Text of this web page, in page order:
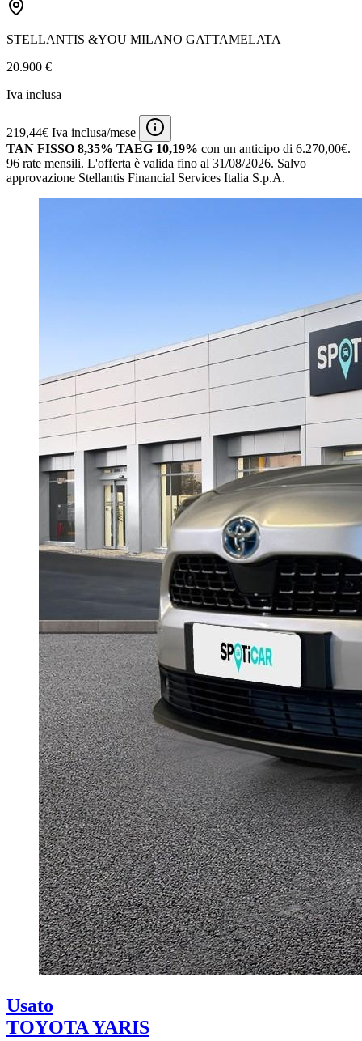
STELLANTIS &YOU MILANO GATTAMELATA
20.900 €
Iva inclusa
219,44€ Iva inclusa/mese
TAN FISSO 8,35% TAEG 10,19% con un anticipo di 6.270,00€.
96 rate mensili. L'offerta è valida fino al 31/08/2026. Salvo
approvazione Stellantis Financial Services Italia S.p.A.
Usato
TOYOTA YARIS